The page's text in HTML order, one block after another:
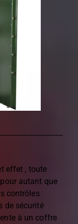
effet , toute
autant que
contrôles
de sécurité
à un coffre